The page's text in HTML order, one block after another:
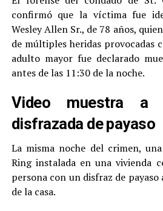
confirmó que la víctima fue
Wesley Allen Sr., de 78 años,
de múltiples heridas provocadas
adulto mayor fue declarado
antes de las 11:30 de la noche.
Video muestra a
disfrazada de payaso
La misma noche del crimen,
Ring instalada en una vivienda
persona con un disfraz de
de la casa.